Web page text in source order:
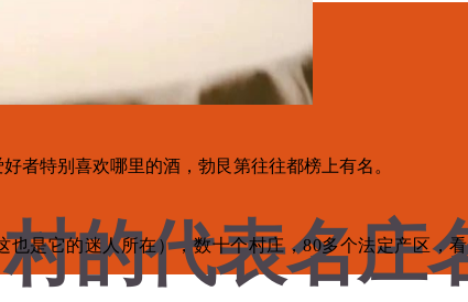
的代表名庄
者特别喜欢哪里的酒，勃艮第往往都榜上有名。
也是它的迷人所在），数十个村庄，80多个法定产区，看